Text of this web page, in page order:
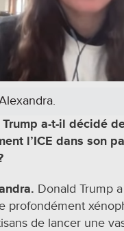
Trump a-t-il décidé
l’ICE dans son
Donald Trump
profondément
de lancer une